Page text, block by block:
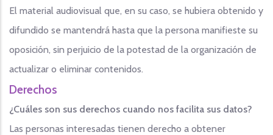
El material audiovisual que, en su caso, se hubiera obtenido y
difundido se mantendrá hasta que la persona manifieste su
oposición, sin perjuicio de la potestad de la organización de
actualizar o eliminar contenidos.
Derechos
¿Cuáles son sus derechos cuando nos facilita sus datos?
Las personas interesadas tienen derecho a obtener